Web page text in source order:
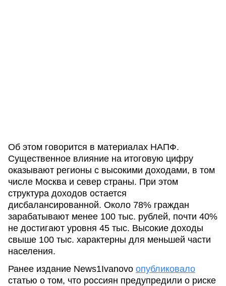
Об этом говорится в материалах НАПФ.
Существенное влияние на итоговую цифру
оказывают регионы с высокими доходами, в том
числе Москва и север страны. При этом
структура доходов остается
дисбалансированной. Около 78% граждан
зарабатывают менее 100 тыс. рублей, почти 40%
не достигают уровня 45 тыс. Высокие доходы
свыше 100 тыс. характерны для меньшей части
населения.
Ранее издание News1Ivanovo опубликовало
статью о том, что россиян предупредили о риске